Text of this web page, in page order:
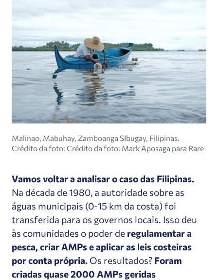
Malinao, Mabuhay, Zamboanga SIbugay, Filipinas.
Crédito da foto: Crédito da foto: Mark Aposaga para Rare
Vamos voltar a analisar o caso das Filipinas.
Na década de 1980, a autoridade sobre as
águas municipais (0-15 km da costa) foi
transferida para os governos locais. Isso deu
às comunidades o poder de regulamentar a
pesca, criar AMPs e aplicar as leis costeiras
por conta própria. Os resultados? Foram
criadas quase 2000 AMPs geridas